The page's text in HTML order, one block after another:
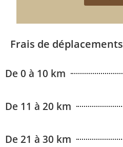
Frais de déplacements
De 0 à 10 km
De 11 à 20 km
De 21 à 30 km